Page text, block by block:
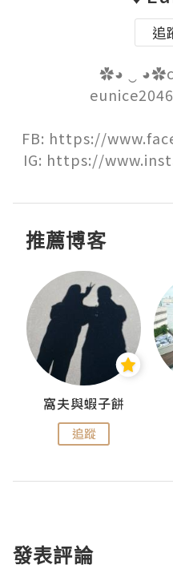
追
✿◕ ‿
FB: https://
IG: https://
推薦博客
窩夫與蝦子餅
追蹤
發表評論